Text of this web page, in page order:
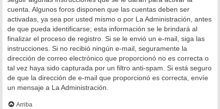
cuenta. Algunos foros disponen que las cuentas deben ser
activadas, ya sea por usted mismo o por La Administración, antes
de que pueda identificarse; esta información se le brindará al
finalizar el proceso de registro. Si se le envió un e-mail, siga las
instrucciones. Si no recibió ningún e-mail, seguramente la
dirección de correo electrónico que proporcionó no es correcta o
tal vez haya sido capturada por un filtro anti-spam. Si está seguro
de que la dirección de e-mail que proporcionó es correcta, envíe
un mensaje a La Administración.
Arriba